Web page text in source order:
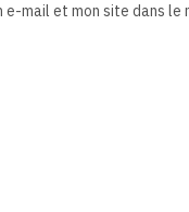
e-mail et mon site dans